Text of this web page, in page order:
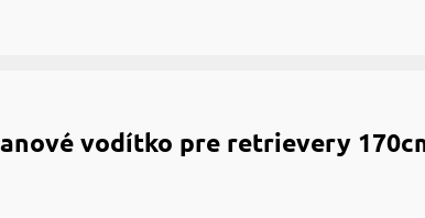
vodítko pre retrievery